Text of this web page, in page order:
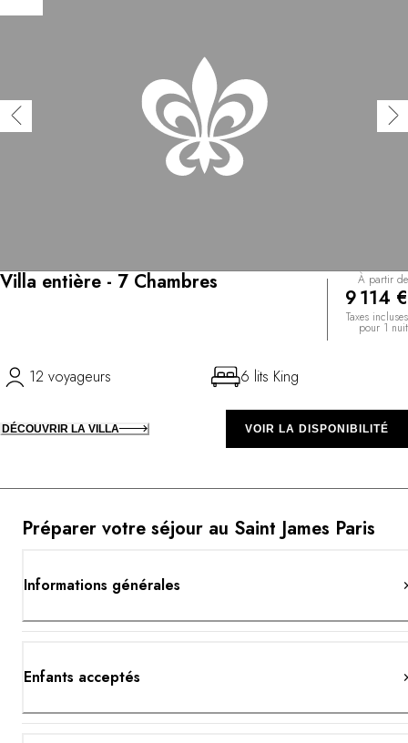
Préparer votre séjour au Saint James Paris
Informations générales
Enfants acceptés
Villa entière - 7 Chambres À partir de
9 114 €
Taxes incluses
pour 1 nuit
12 voyageurs 6 lits King
DÉCOUVRIR LA VILLA VOIR LA DISPONIBILITÉ